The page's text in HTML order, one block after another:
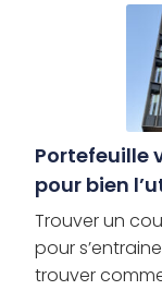
Portefeuille
pour bien
Trouver un
pour
trouver